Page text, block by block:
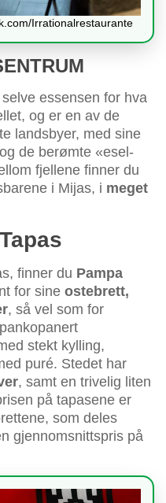
Irrationalrestaurante
essensen for hva
og er en av de
landsbyer, med sine
de berømte «esel-
fjellene finner du
i Mijas, i meget
finner du Pampa
for sine ostebrett,
, så vel som for
stekt kylling,
puré. Stedet har
, samt en trivelig liten
på tapasene er
som deles
gjennomsnittspris på